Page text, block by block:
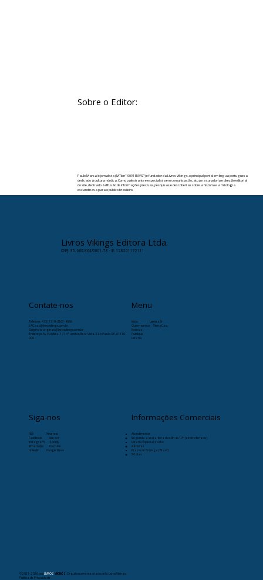
Sobre o Editor:
Paulo Marsal é jornalista (MTb nº 0091859/SP) e fundador da Livros Vikings, o principal portal em língua portuguesa
dedicado à cultura nórdica. Como palestrante e especialista em comunicação, atua na curadoria e direção editorial
do site, dedicado à difusão de informações precisas, pesquisas e descobertas sobre a história e a mitologia
escandinava para o público brasileiro.
Livros Vikings Editora Ltda.
CNPJ: 35.663.864/0001-78 · IE: 128201172111
Contate-nos
Telefone:+55 (11) 9-8263-4066
SAC: sac@livrosvikings.com.br
Originais: originais@livrosvikings.com.br
Endereço: Av. Paulista, 171 4º andar, Bela Vista, São Paulo-SP, 01310-
000
Menu
Início
Læristaðr
Quem somos
VikingCast
Notícias
Publique
Livraria
Siga-nos
RSS
Pinterest
Facebook
Deezer
Instagram
Spotify
WhatsApp
YouTube
Linkedin
Google News
Informações Comerciais
Atendimento:
Segunda a sexta-feira das 8h as 17h (exceto feriado)
Livraria Especializada:
24 horas
Prazo de Entrega (Brasil):
30 dias
© 2021- 2026por LIVROSVIKINGS . Orgulhosamente criado pela Livros Vikings.
Política de Privacidade